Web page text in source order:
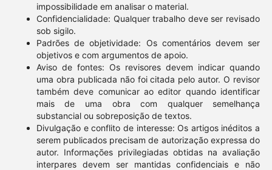
impossibilidade em analisar o material.
Confidencialidade: Qualquer trabalho deve ser revisado
sob sigilo.
Padrões de objetividade: Os comentários devem ser
objetivos e com argumentos de apoio.
Aviso de fontes: Os revisores devem indicar quando
uma obra publicada não foi citada pelo autor. O revisor
também deve comunicar ao editor quando identificar
mais de uma obra com qualquer semelhança
substancial ou sobreposição de textos.
Divulgação e conflito de interesse: Os artigos inéditos a
serem publicados precisam de autorização expressa do
autor. Informações privilegiadas obtidas na avaliação
interpares devem ser mantidas confidenciais e não